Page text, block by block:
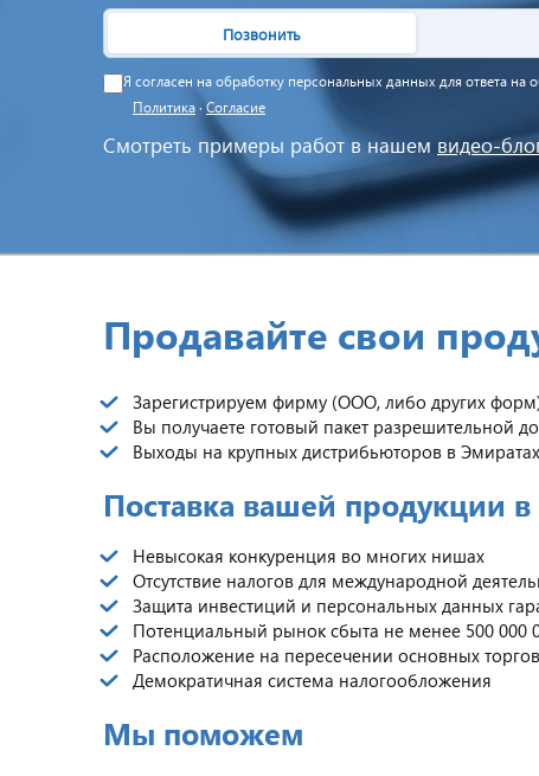
Позвонить
Я согласен на обработку персональных данных для ответа на
Политика ·Согласие
Смотреть примеры работ в нашем видео-
Продавайте свои
Зарегистрируем фирму (ООО, либо других
Вы получаете готовый пакет разрешительной
Выходы на крупных дистрибьюторов в
Поставка вашей продукции
Невысокая конкуренция во многих нишах
Отсутствие налогов для международной
Защита инвестиций и персональных данных
Потенциальный рынок сбыта не менее 500 000
Расположение на пересечении основных
Демократичная система налогообложения
Мы поможем